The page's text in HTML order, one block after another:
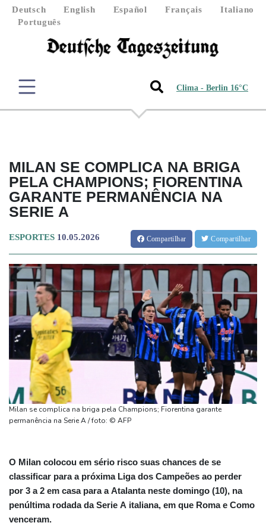
Deutsch English Español Français
Italiano
Português
Clima - Berlin 16°C
MILAN SE COMPLICA NA BRIGA
PELA CHAMPIONS; FIORENTINA
GARANTE PERMANÊNCIA NA
SERIE A
ESPORTES 10.05.2026 Compartilhar Compartilhar
Milan se complica na briga pela Champions; Fiorentina garante
permanência na Serie A / foto: © AFP
O Milan colocou em sério risco suas chances de se
classificar para a próxima Liga dos Campeões ao perder
por 3 a 2 em casa para a Atalanta neste domingo (10), na
penúltima rodada da Serie A italiana, em que Roma e Como
venceram.